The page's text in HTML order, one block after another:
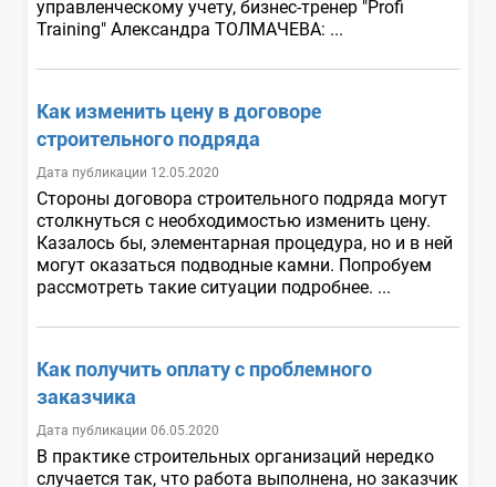
управленческому учету, бизнес-тренер "Profi
Training" Александра ТОЛМАЧЕВА: ...
Как изменить цену в договоре
строительного подряда
Дата публикации 12.05.2020
Стороны договора строительного подряда могут
столкнуться с необходимостью изменить цену.
Казалось бы, элементарная процедура, но и в ней
могут оказаться подводные камни. Попробуем
рассмотреть такие ситуации подробнее. ...
Как получить оплату с проблемного
заказчика
Дата публикации 06.05.2020
В практике строительных организаций нередко
случается так, что работа выполнена, но заказчик